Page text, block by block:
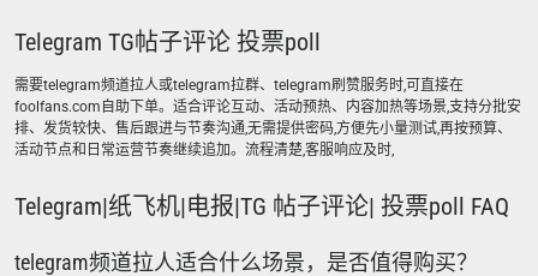
Telegram TG帖子评论 投票poll
需要telegram频道拉人或telegram拉群、telegram刷赞服务时,可直接在
foolfans.com自助下单。适合评论互动、活动预热、内容加热等场景,支持分批安
排、发货较快、售后跟进与节奏沟通,无需提供密码,方便先小量测试,再按预算、
活动节点和日常运营节奏继续追加。流程清楚,客服响应及时,
Telegram|纸飞机|电报|TG 帖子评论| 投票poll FAQ
telegram频道拉人适合什么场景，是否值得购买？